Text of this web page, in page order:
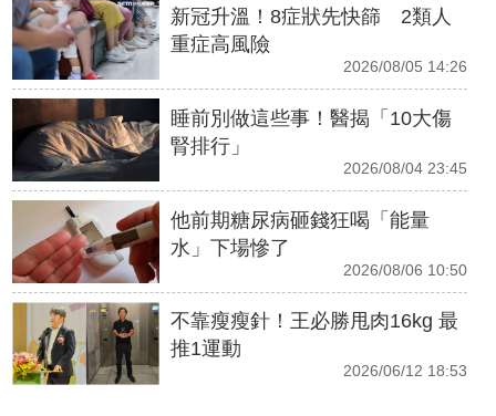
新冠升溫！8症狀先快篩 2類人
重症高風險
2026/08/05 14:26
睡前別做這些事！醫揭「10大傷
腎排行」
2026/08/04 23:45
他前期糖尿病砸錢狂喝「能量
水」下場慘了
2026/08/06 10:50
不靠瘦瘦針！王必勝甩肉16kg 最
推1運動
2026/06/12 18:53